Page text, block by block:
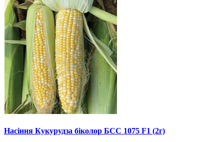
Насіння Кукурудза біколор БСС 1075 F1 (2г)